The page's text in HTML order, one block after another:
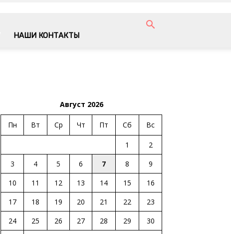
НАШИ КОНТАКТЫ
Август 2026
Пн Вт Ср Чт Пт Сб Вс
1
2
3
4 5 6 7 8
9
10
11 12 13 14 15
16
17
18 19 20 21 22
23
24
25 26 27 28 29
30